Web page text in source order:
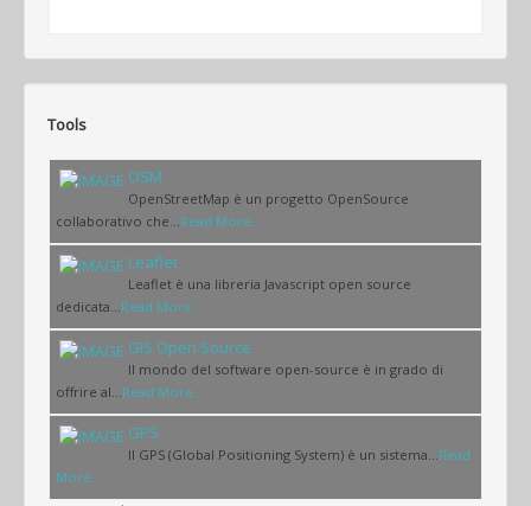
Tools
OSM
OpenStreetMap è un progetto OpenSource
collaborativo che...Read More...
Leaflet
Leaflet è una libreria Javascript open source
dedicata...Read More...
GIS Open Source
Il mondo del software open-source è in grado di
offrire al...Read More...
GPS
Il GPS (Global Positioning System) è un sistema...Read
More...